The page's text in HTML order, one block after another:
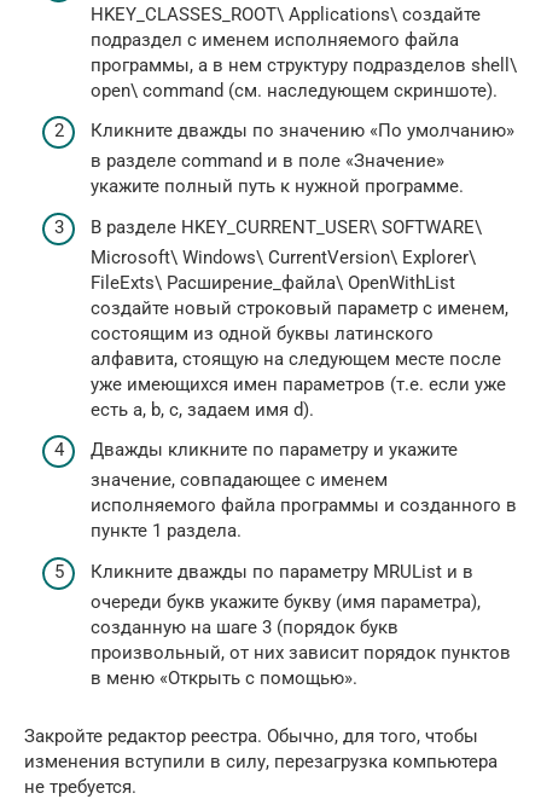
HKEY_CLASSES_ROOT\ Applications\ создайте
подраздел с именем исполняемого файла
программы, а в нем структуру подразделов shell\
open\ command (см. наследующем скриншоте).
Кликните дважды по значению «По умолчанию»
в разделе command и в поле «Значение»
укажите полный путь к нужной программе.
В разделе HKEY_CURRENT_USER\ SOFTWARE\
Microsoft\ Windows\ CurrentVersion\ Explorer\
FileExts\ Расширение_файла\ OpenWithList
создайте новый строковый параметр с именем,
состоящим из одной буквы латинского
алфавита, стоящую на следующем месте после
уже имеющихся имен параметров (т.е. если уже
есть a, b, c, задаем имя d).
Дважды кликните по параметру и укажите
значение, совпадающее с именем
исполняемого файла программы и созданного в
пункте 1 раздела.
Кликните дважды по параметру MRUList и в
очереди букв укажите букву (имя параметра),
созданную на шаге 3 (порядок букв
произвольный, от них зависит порядок пунктов
в меню «Открыть с помощью».
Закройте редактор реестра. Обычно, для того, чтобы
изменения вступили в силу, перезагрузка компьютера
не требуется.